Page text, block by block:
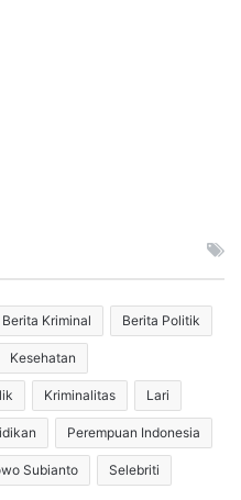
Berita Kriminal Berita Politik
Kesehatan
Kriminalitas Lari
Perempuan Indonesia
Subianto Selebriti